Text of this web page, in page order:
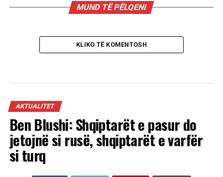
MUND TË PËLQENI
KLIKO TË KOMENTOSH
AKTUALITET
Ben Blushi: Shqiptarët e pasur do
jetojnë si rusë, shqiptarët e varfër
si turq